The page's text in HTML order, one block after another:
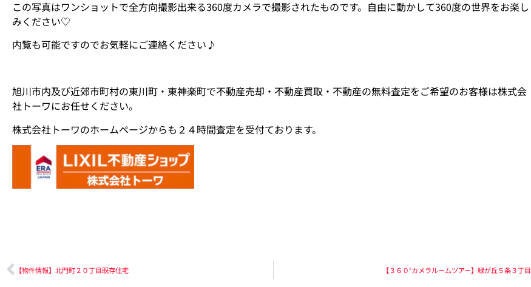
この写真はワンショットで全方向撮影出来る360度カメラで撮影されたものです。自由に動かして360度の世界をお楽し
みください♡
内覧も可能ですのでお気軽にご連絡ください♪
旭川市内及び近郊市町村の東川町・東神楽町で不動産売却・不動産買取・不動産の無料査定をご希望のお客様は株式会
社トーワにお任せください。
株式会社トーワのホームページからも２４時間査定を受付ております。
【物件情報】北門町２０丁目既存住宅 【３６０°カメラルームツアー】緑が丘５条３丁目